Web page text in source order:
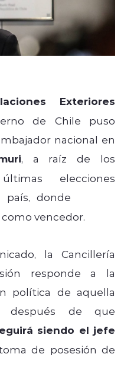
Exteriores
de Chile puso
nacional en
, a raíz de los
elecciones
país, donde
vencedor.
la Cancillería
responde a la
política de aquella
después de que
siendo el jefe
de posesión de